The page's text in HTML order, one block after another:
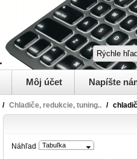
Môj účet Napíšte
/ Chladiče, redukcie, tuning.. /
Náhľad Tabuľka